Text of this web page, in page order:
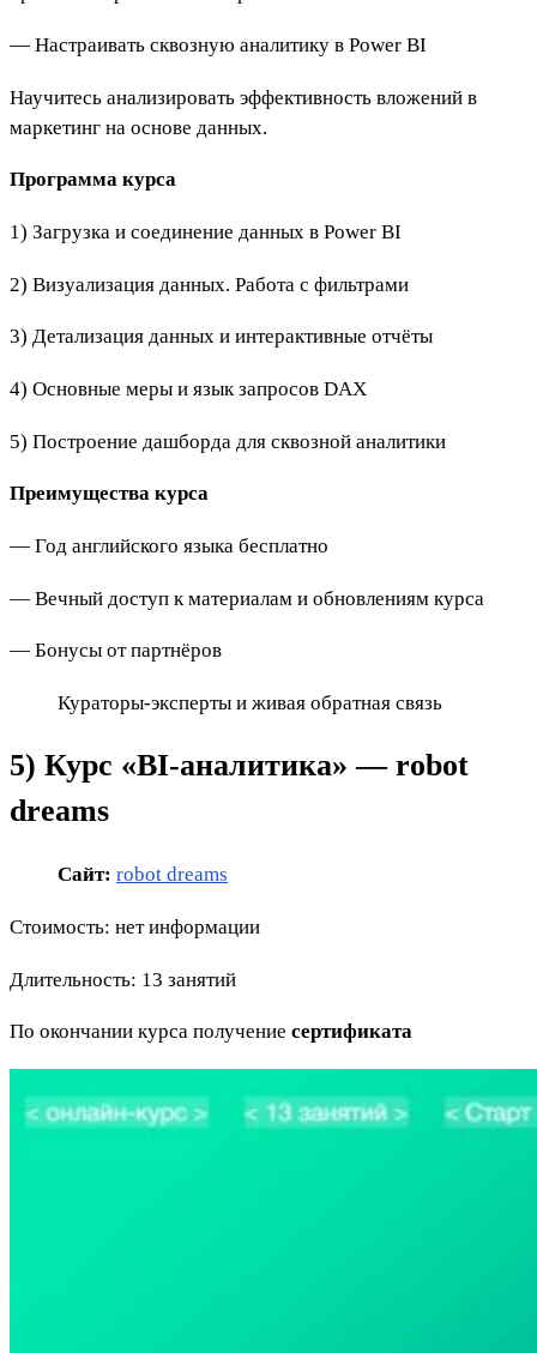
— Настраивать сквозную аналитику в Power BI
Научитесь анализировать эффективность вложений в
маркетинг на основе данных.
Программа курса
1) Загрузка и соединение данных в Power BI
2) Визуализация данных. Работа с фильтрами
3) Детализация данных и интерактивные отчёты
4) Основные меры и язык запросов DAX
5) Построение дашборда для сквозной аналитики
Преимущества курса
— Год английского языка бесплатно
— Вечный доступ к материалам и обновлениям курса
— Бонусы от партнёров
Кураторы-эксперты и живая обратная связь
5) Курс «BI-аналитика» — robot
dreams
Сайт: robot dreams
Стоимость: нет информации
Длительность: 13 занятий
По окончании курса получение сертификата